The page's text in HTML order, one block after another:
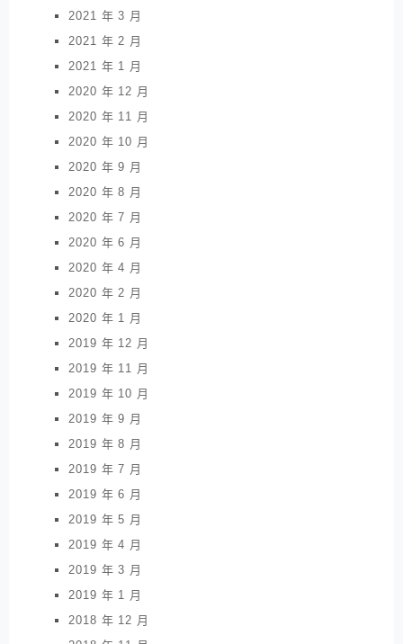
2021 年 3 月
2021 年 2 月
2021 年 1 月
2020 年 12 月
2020 年 11 月
2020 年 10 月
2020 年 9 月
2020 年 8 月
2020 年 7 月
2020 年 6 月
2020 年 4 月
2020 年 2 月
2020 年 1 月
2019 年 12 月
2019 年 11 月
2019 年 10 月
2019 年 9 月
2019 年 8 月
2019 年 7 月
2019 年 6 月
2019 年 5 月
2019 年 4 月
2019 年 3 月
2019 年 1 月
2018 年 12 月